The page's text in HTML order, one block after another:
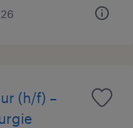
(h/f) –